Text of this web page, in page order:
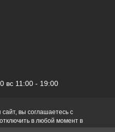
сайт, вы соглашаетесь с
в любой момент в
вс 11:00 - 19:00